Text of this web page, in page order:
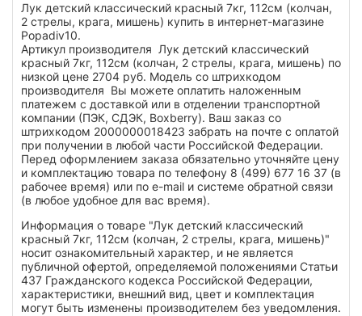
Лук детский классический красный 7кг, 112см (колчан,
2 стрелы, крага, мишень) купить в интернет-магазине
Popadiv10.
Артикул производителя Лук детский классический
красный 7кг, 112см (колчан, 2 стрелы, крага, мишень) по
низкой цене 2704 руб. Модель со штрихкодом
производителя Вы можете оплатить наложенным
платежем с доставкой или в отделении транспортной
компании (ПЭК, СДЭК, Boxberry). Ваш заказ со
штрихкодом 2000000018423 забрать на почте с оплатой
при получении в любой части Российской Федерации.
Перед оформлением заказа обязательно уточняйте цену
и комплектацию товара по телефону 8 (499) 677 16 37 (в
рабочее время) или по e-mail и системе обратной связи
(в любое удобное для вас время).
Информация о товаре "Лук детский классический
красный 7кг, 112см (колчан, 2 стрелы, крага, мишень)"
носит ознакомительный характер, и не является
публичной офертой, определяемой положениями Статьи
437 Гражданского кодекса Российской Федерации,
характеристики, внешний вид, цвет и комплектация
могут быть изменены производителем без уведомления.